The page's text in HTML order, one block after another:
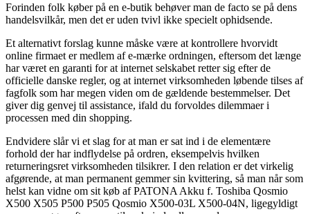
Forinden folk køber på en e-butik behøver man de facto se på dens
handelsvilkår, men det er uden tvivl ikke specielt ophidsende.
Et alternativt forslag kunne måske være at kontrollere hvorvidt
online firmaet er medlem af e-mærke ordningen, eftersom det længe
har været en garanti for at internet selskabet retter sig efter de
officielle danske regler, og at internet virksomheden løbende tilses af
fagfolk som har megen viden om de gældende bestemmelser. Det
giver dig genvej til assistance, ifald du forvoldes dilemmaer i
processen med din shopping.
Endvidere slår vi et slag for at man er sat ind i de elementære
forhold der har indflydelse på ordren, eksempelvis hvilken
returneringsret virksomheden tilsikrer. I den relation er det virkelig
afgørende, at man permanent gemmer sin kvittering, så man når som
helst kan vidne om sit køb af PATONA Akku f. Toshiba Qosmio
X500 X505 P500 P505 Qosmio X500-03L X500-04N, ligegyldigt